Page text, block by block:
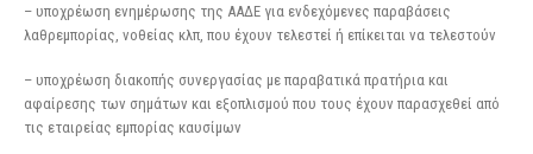
– υποχρέωση ενημέρωσης της ΑΑΔΕ για ενδεχόμενες παραβάσεις
λαθρεμπορίας, νοθείας κλπ, που έχουν τελεστεί ή επίκειται να τελεστούν
– υποχρέωση διακοπής συνεργασίας με παραβατικά πρατήρια και
αφαίρεσης των σημάτων και εξοπλισμού που τους έχουν παρασχεθεί από
τις εταιρείας εμπορίας καυσίμων